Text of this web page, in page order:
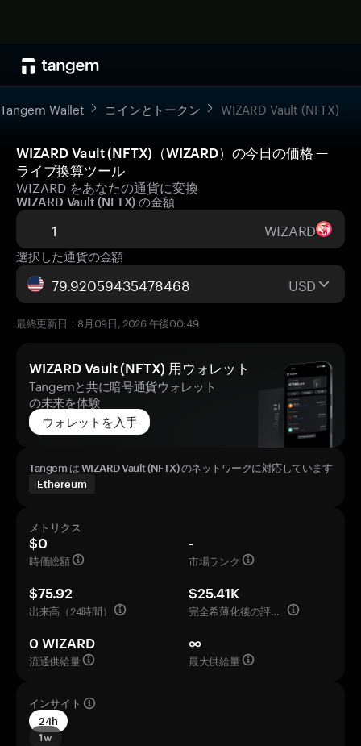
Tangem Wallet コインとトークン WIZARD Vault (NFTX)
WIZARD Vault (NFTX)（WIZARD）の今日の価格 —
ライブ換算ツール
WIZARD をあなたの通貨に変換
WIZARD Vault (NFTX) の金額
WIZARD
選択した通貨の金額
USD
最終更新日：8月09日, 2026 午後00:49
WIZARD Vault (NFTX) 用ウォレット
Tangemと共に暗号通貨ウォレット
の未来を体験
ウォレットを入手
Tangem は WIZARD Vault (NFTX) のネットワークに対応しています
Ethereum
メトリクス
$0
時価総額
-
市場ランク
$75.92
出来高（24時間）
$25.41K
完全希薄化後の評価額
0 WIZARD
流通供給量
∞
最大供給量
インサイト
24h
1w